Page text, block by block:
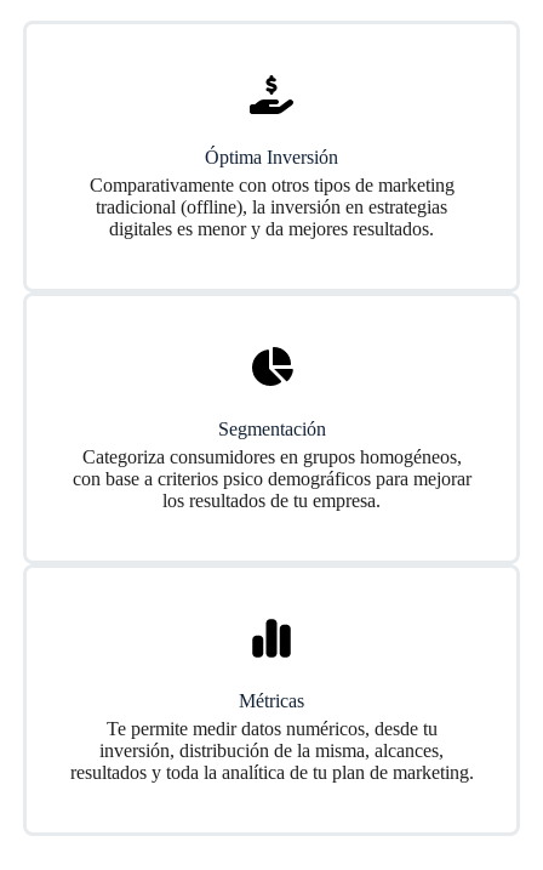
Óptima Inversión
Comparativamente con otros tipos de marketing
tradicional (offline), la inversión en estrategias
digitales es menor y da mejores resultados.
Segmentación
Categoriza consumidores en grupos homogéneos,
con base a criterios psico demográficos para mejorar
los resultados de tu empresa.
Métricas
Te permite medir datos numéricos, desde tu
inversión, distribución de la misma, alcances,
resultados y toda la analítica de tu plan de marketing.